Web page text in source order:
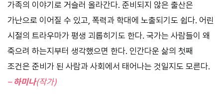
가족의 이야기로 거슬러 올라간다. 준비되지 않은 출산은
가난으로 이어질 수 있고, 폭력과 학대에 노출되기도 쉽다. 어린
시절의 트라우마가 평생 괴롭히기도 한다. 국가는 사람들이 왜
죽으려 하는지부터 생각했으면 한다. 인간다운 삶의 첫째
조건은 준비가 된 사람과 사회에서 태어나는 것일지도 모른다.
– 하미나(작가)